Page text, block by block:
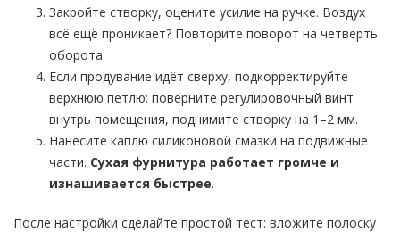
Закройте створку, оцените усилие на ручке. Воздух
всё ещё проникает? Повторите поворот на четверть
оборота.
Если продувание идёт сверху, подкорректируйте
верхнюю петлю: поверните регулировочный винт
внутрь помещения, поднимите створку на 1–2 мм.
Нанесите каплю силиконовой смазки на подвижные
части. Сухая фурнитура работает громче и
изнашивается быстрее.
После настройки сделайте простой тест: вложите полоску